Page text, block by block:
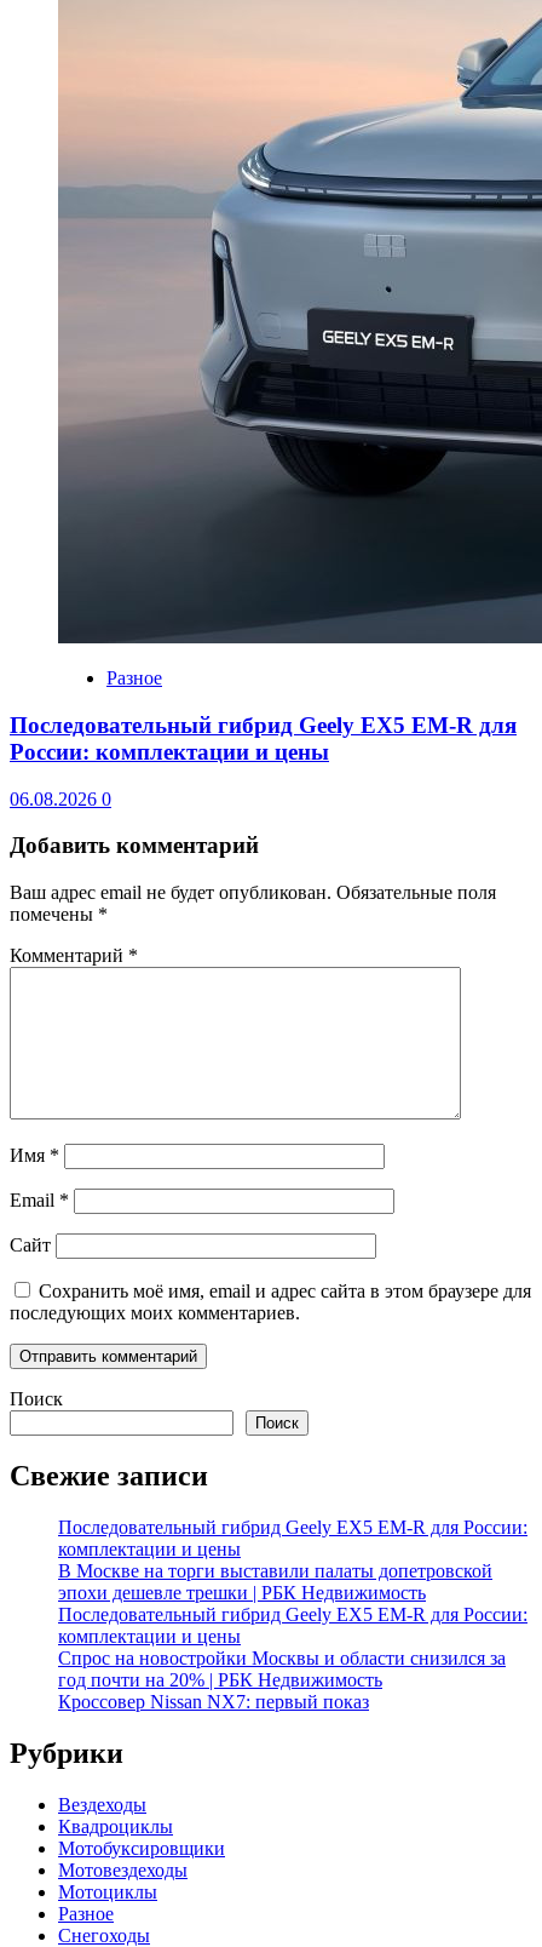
Разное
Последовательный гибрид Geely EX5 EM-R для
России: комплектации и цены
06.08.2026 0
Добавить комментарий
Ваш адрес email не будет опубликован. Обязательные поля
помечены *
Комментарий *
Имя *
Email *
Сайт
Сохранить моё имя, email и адрес сайта в этом браузере для
последующих моих комментариев.
Поиск
Поиск
Свежие записи
Последовательный гибрид Geely EX5 EM-R для России:
комплектации и цены
В Москве на торги выставили палаты допетровской
эпохи дешевле трешки | РБК Недвижимость
Последовательный гибрид Geely EX5 EM-R для России:
комплектации и цены
Спрос на новостройки Москвы и области снизился за
год почти на 20% | РБК Недвижимость
Кроссовер Nissan NX7: первый показ
Рубрики
Вездеходы
Квадроциклы
Мотобуксировщики
Мотовездеходы
Мотоциклы
Разное
Снегоходы